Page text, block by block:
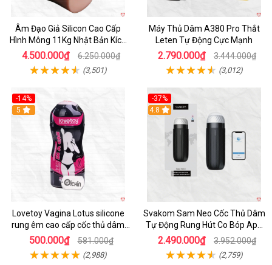
Âm Đạo Giả Silicon Cao Cấp
Hình Mông 11Kg Nhật Bản Kích
Thước Như Thật
4.500.000₫ 6.250.000₫
(3,501)
Máy Thủ Dâm A380 Pro Thắt
Leten Tự Động Cực Mạnh
2.790.000₫ 3.444.000₫
(3,012)
-14%
Hot
5
Lovetoy Vagina Lotus silicone
rung êm cao cấp cốc thủ dâm
nam
500.000₫ 581.000₫
(2,988)
-37%
4.8
Svakom Sam Neo Cốc Thủ Dâm
Tự Động Rung Hút Co Bóp App
Điều Khiển
2.490.000₫ 3.952.000₫
(2,759)